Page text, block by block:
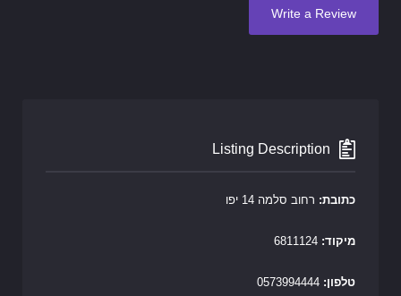
Write a Review
Listing Description
כתובת: רחוב סלמה 14 יפו
מיקוד:
טלפון: